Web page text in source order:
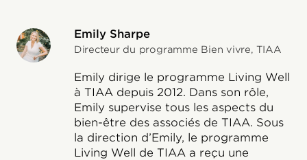
Emily Sharpe
Directeur du programme Bien vivre, TIAA
Emily dirige le programme Living Well
à TIAA depuis 2012. Dans son rôle,
Emily supervise tous les aspects du
bien-être des associés de TIAA. Sous
la direction d’Emily, le programme
Living Well de TIAA a reçu une